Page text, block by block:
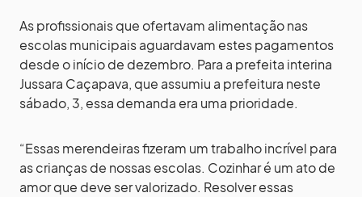
As profissionais que ofertavam alimentação nas
escolas municipais aguardavam estes pagamentos
desde o início de dezembro. Para a prefeita interina
Jussara Caçapava, que assumiu a prefeitura neste
sábado, 3, essa demanda era uma prioridade.
“Essas merendeiras fizeram um trabalho incrível para
as crianças de nossas escolas. Cozinhar é um ato de
amor que deve ser valorizado. Resolver essas